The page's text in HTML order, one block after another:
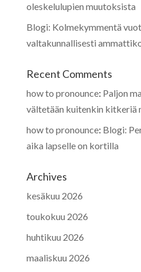
oleskelulupien muutoksista
Blogi: Kolmekymmentä
valtakunnallisesti
Recent Comments
how to pronounce: Paljon
vältetään kuitenkin kitkeriä
how to pronounce: Blogi:
aika lapselle on kortilla
Archives
kesäkuu 2026
toukokuu 2026
huhtikuu 2026
maaliskuu 2026